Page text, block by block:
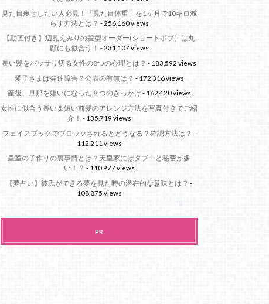
見た目痩せしたい人必見！「見た目体重」を1ヶ月で10キロ減
らす方法とは？ - 256,160 views
【動画付き】辺見えみりの髪型オーダー(ショートボブ）は丸
顔にも似合う！ - 231,107 views
長い髪をバッサリ切る女性の8つの心理とは？ - 183,592 views
愛子さまは発達障害？公表の有無は？ - 172,316 views
産後、旦那を嫌いになった８つのきっかけ - 162,420 views
女性に似合う長い＆短い前髪のアレンジ方法を写真付きでご紹
介！ - 135,719 views
フェイスブックでブロックされるとどうなる？確認方法は？ -
112,211 views
皇室の子作りの裏事情とは？天皇家にはタブーと秘密が多
い！？ - 110,977 views
【夢占い】彼氏ができる夢を見た時の潜在的な意味とは？ -
108,875 views
PR